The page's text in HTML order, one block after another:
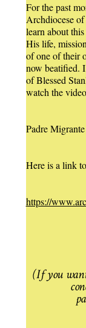
For the past
Archdiocese
learn about
His life,
of one of their
now beatified.
of Blessed
watch the
Padre Migrante
Here is a link
https://
(If you